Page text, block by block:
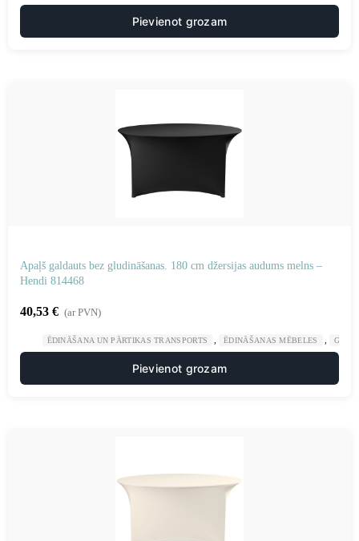
Pievienot grozam
Apaļš galdauts bez gludināšanas. 180 cm džersijas audums melns –
Hendi 814468
40,53 € (ar PVN)
ĒDINĀŠANA UN PĀRTIKAS TRANSPORTS ĒDINĀŠANAS MĒBELES
Pievienot grozam